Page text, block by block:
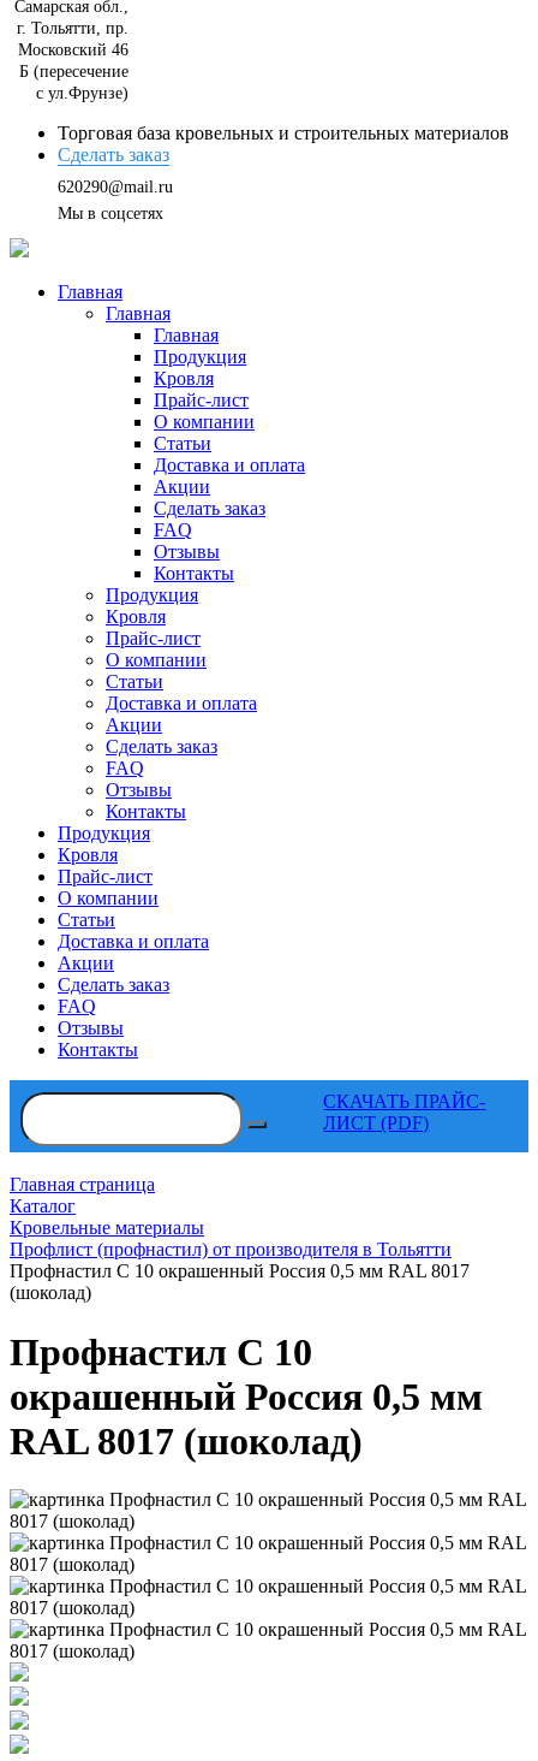
Самарская обл.,
г. Тольятти, пр.
Московский 46
Б (пересечение
с ул.Фрунзе)
Торговая база кровельных и строительных материалов
Сделать заказ
620290@mail.ru
Мы в соцсетях
Главная
Главная
Главная
Продукция
Кровля
Прайс-лист
О компании
Статьи
Доставка и оплата
Акции
Сделать заказ
FAQ
Отзывы
Контакты
Продукция
Кровля
Прайс-лист
О компании
Статьи
Доставка и оплата
Акции
Сделать заказ
FAQ
Отзывы
Контакты
Продукция
Кровля
Прайс-лист
О компании
Статьи
Доставка и оплата
Акции
Сделать заказ
FAQ
Отзывы
Контакты
СКАЧАТЬ ПРАЙС-
ЛИСТ (PDF)
Главная страница
Каталог
Кровельные материалы
Профлист (профнастил) от производителя в Тольятти
Профнастил С 10 окрашенный Россия 0,5 мм RAL 8017
(шоколад)
Профнастил С 10
окрашенный Россия 0,5 мм
RAL 8017 (шоколад)